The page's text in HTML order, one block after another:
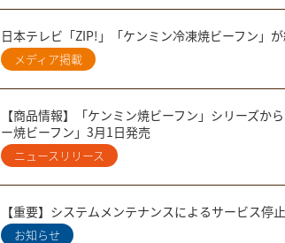
日本テレビ「ZIP!」「ケンミン冷凍焼ビーフン」が
メディア掲載
【商品情報】「ケンミン焼ビーフン」シリーズ
ー焼ビーフン」3月1日発売
ニュースリリース
【重要】システムメンテナンスによるサービス停
お知らせ